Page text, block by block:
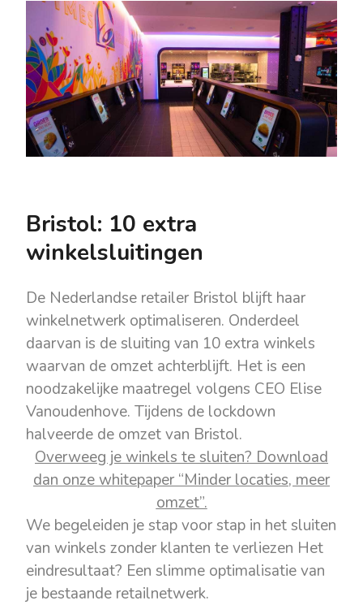
Bristol: 10 extra
winkelsluitingen
De Nederlandse retailer Bristol blijft haar
winkelnetwerk optimaliseren. Onderdeel
daarvan is de sluiting van 10 extra winkels
waarvan de omzet achterblijft. Het is een
noodzakelijke maatregel volgens CEO Elise
Vanoudenhove. Tijdens de lockdown
halveerde de omzet van Bristol.
Overweeg je winkels te sluiten? Download
dan onze whitepaper “Minder locaties, meer
omzet”.
We begeleiden je stap voor stap in het sluiten
van winkels zonder klanten te verliezen Het
eindresultaat? Een slimme optimalisatie van
je bestaande retailnetwerk.